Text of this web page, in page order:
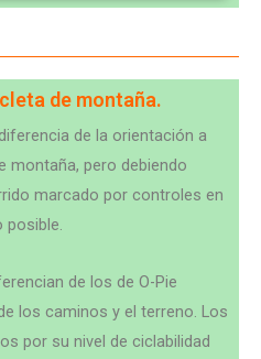
de montaña.
de la orientación a
montaña, pero debiendo
marcado por controles en
de los de O-Pie
los caminos y el terreno. Los
por su nivel de ciclabilidad